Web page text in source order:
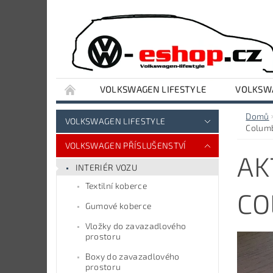
VOLKSWAGEN LIFESTYLE
VYBAVENÍ DÍLNY A GARÁŽE
AUDI
VOLKSWAGEN LIFESTYLE
VOLKSWAGEN PŘÍSLUŠENSTVÍ
INTERIÉR VOZU
Textilní koberce
Gumové koberce
Vložky do zavazadlového
prostoru
Boxy do zavazadlového
prostoru
Domů